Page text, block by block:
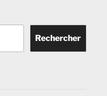
Rechercher